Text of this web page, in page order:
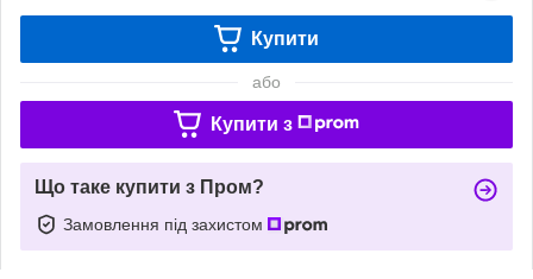
Купити
або
Купити з
Що таке купити з Пром?
Замовлення під захистом